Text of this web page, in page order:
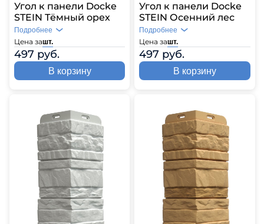
Угол к панели Docke
STEIN Тёмный орех
Цена зашт.
497 руб.
Подробнее
В корзину
Угол к панели Docke
STEIN Осенний лес
Цена зашт.
497 руб.
Подробнее
В корзину